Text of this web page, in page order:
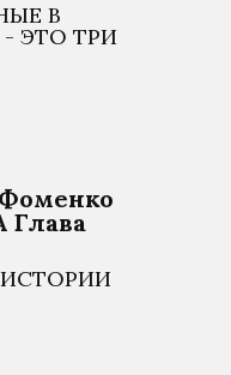
В
ЭТО ТРИ
Глава